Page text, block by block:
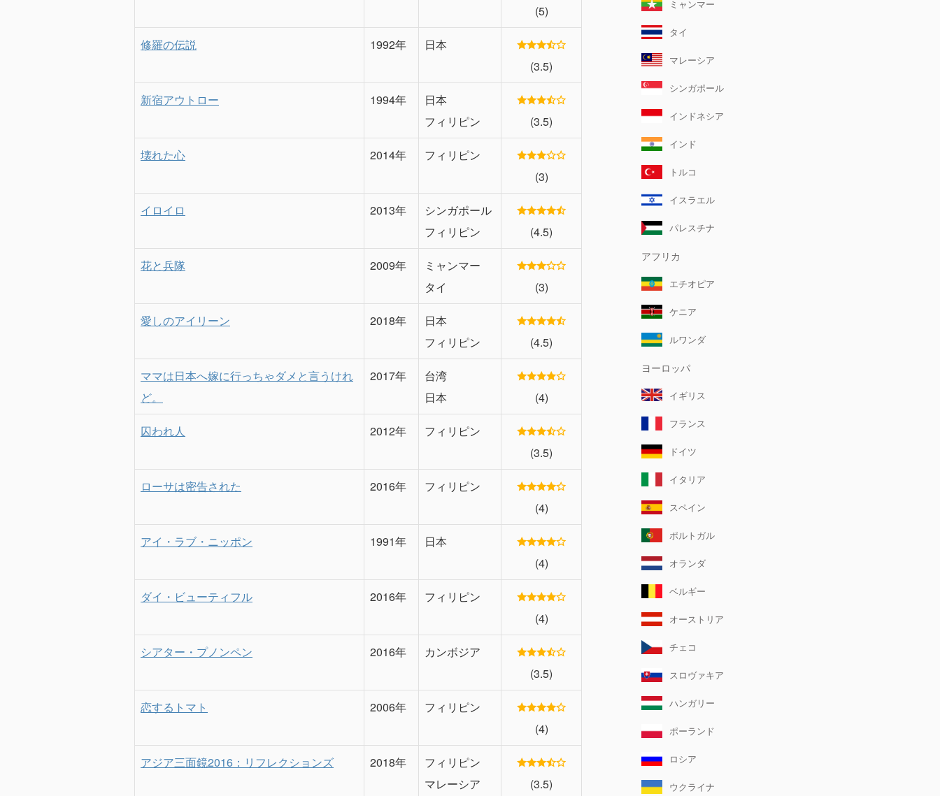
(5)
修羅の伝説 1992年
日本
(3.5)
新宿アウトロー 1994年
日本
フィリピン
(3.5)
壊れた心 2014年
フィリピン
(3)
イロイロ 2013年
シンガポール
フィリピン
(4.5)
花と兵隊 2009年
ミャンマー
タイ
(3)
愛しのアイリーン 2018年
日本
フィリピン
(4.5)
ママは日本へ嫁に行っちゃダメと言うけれ
ど。
2017年
台湾
日本
(4)
囚われ人 2012年
フィリピン
(3.5)
ローサは密告された 2016年
フィリピン
(4)
アイ・ラブ・ニッポン 1991年
日本
(4)
ダイ・ビューティフル 2016年
フィリピン
(4)
シアター・プノンペン 2016年
カンボジア
(3.5)
恋するトマト 2006年
フィリピン
(4)
アジア三面鏡2016：リフレクションズ 2018年
フィリピン
マレーシア
(3.5)
ミャンマー
タイ
マレーシア
シンガポール
インドネシア
インド
トルコ
イスラエル
パレスチナ
アフリカ
エチオピア
ケニア
ルワンダ
ヨーロッパ
イギリス
フランス
ドイツ
イタリア
スペイン
ポルトガル
オランダ
ベルギー
オーストリア
チェコ
スロヴァキア
ハンガリー
ポーランド
ロシア
ウクライナ